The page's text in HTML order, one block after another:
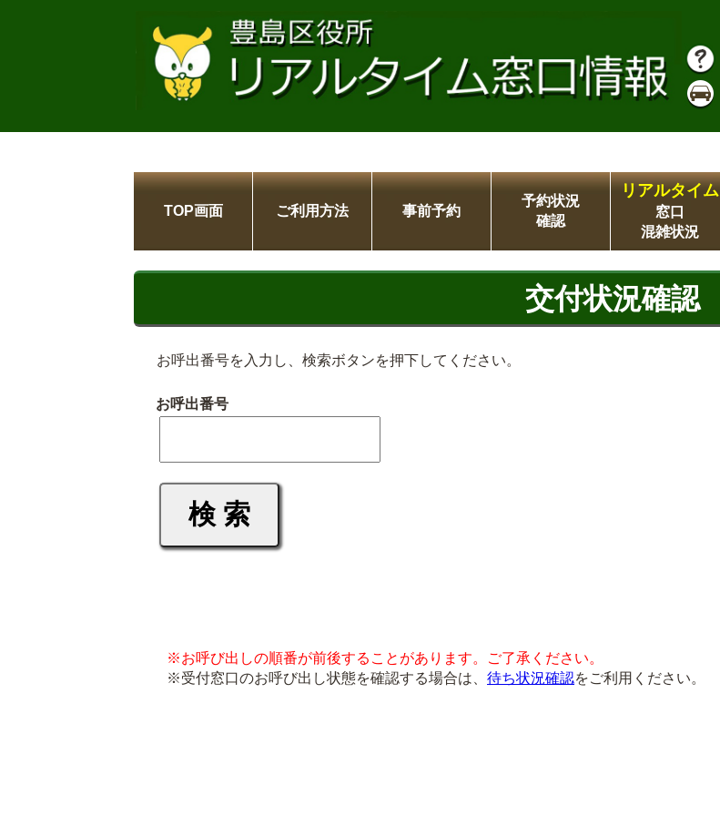
TOP画面 ご利用方法 事前予約
予約状況
確認
リアルタイム
窓口
混雑状況
交付状況確認
お呼出番号を入力し、検索ボタンを押下してください。
お呼出番号
※お呼び出しの順番が前後することがあります。ご了承ください。
※受付窓口のお呼び出し状態を確認する場合は、 待ち状況確認をご利用ください。